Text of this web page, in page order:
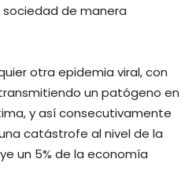
de manera
otra epidemia viral, con
un patógeno en
y así consecutivamente
catástrofe al nivel de la
un 5% de la economía